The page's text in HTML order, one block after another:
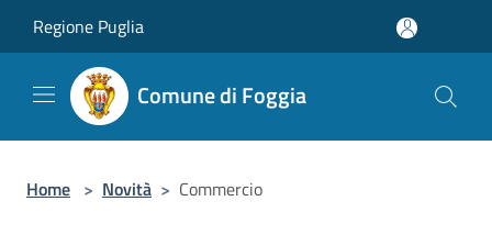
Regione Puglia
Comune di Foggia
Home > Novità > Commercio